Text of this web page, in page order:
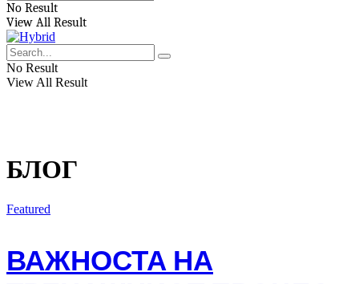
No Result
View All Result
No Result
View All Result
БЛОГ
Featured
ВАЖНОСТА НА